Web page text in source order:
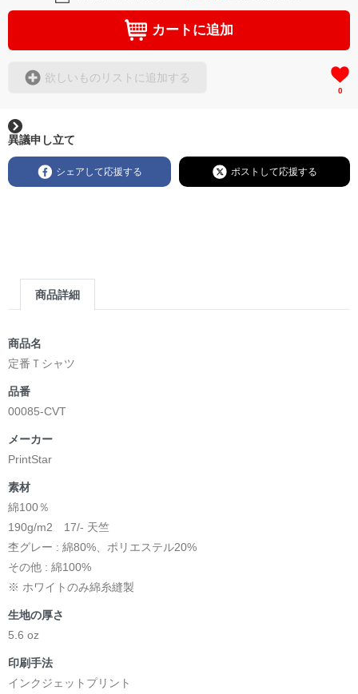
カートに追加
欲しいものリストに追加する
0
異議申し立て
シェアして応援する ポストして応援する
商品詳細
商品名
定番Ｔシャツ
品番
00085-CVT
メーカー
PrintStar
素材
綿100％
190g/m2 17/- 天竺
杢グレー : 綿80%、ポリエステル20%
その他 : 綿100%
※ ホワイトのみ綿糸縫製
生地の厚さ
5.6 oz
印刷手法
インクジェットプリント